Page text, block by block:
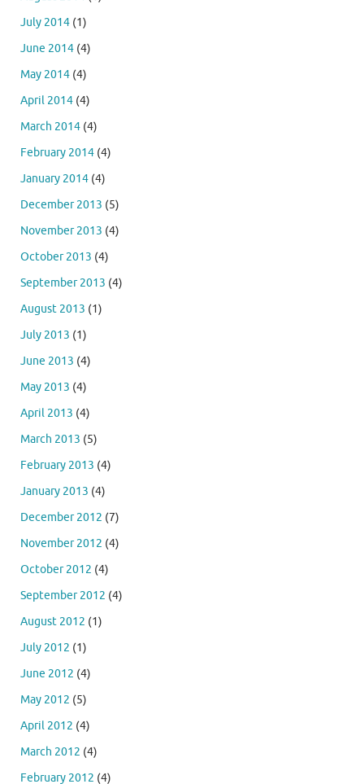
July 2014 (1)
June 2014 (4)
May 2014 (4)
April 2014 (4)
March 2014 (4)
February 2014 (4)
January 2014 (4)
December 2013 (5)
November 2013 (4)
October 2013 (4)
September 2013 (4)
August 2013 (1)
July 2013 (1)
June 2013 (4)
May 2013 (4)
April 2013 (4)
March 2013 (5)
February 2013 (4)
January 2013 (4)
December 2012 (7)
November 2012 (4)
October 2012 (4)
September 2012 (4)
August 2012 (1)
July 2012 (1)
June 2012 (4)
May 2012 (5)
April 2012 (4)
March 2012 (4)
February 2012 (4)